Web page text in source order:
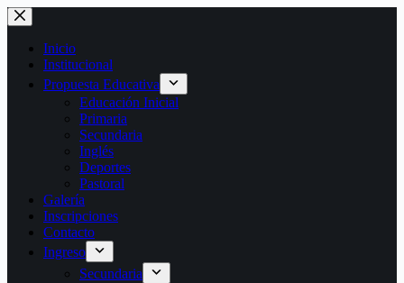
Saltar
al
contenido
Inicio
Institucional
Propuesta Educativa
Educación Inicial
Primaria
Secundaria
Inglés
Deportes
Pastoral
Galería
Inscripciones
Contacto
Ingreso
Secundaria